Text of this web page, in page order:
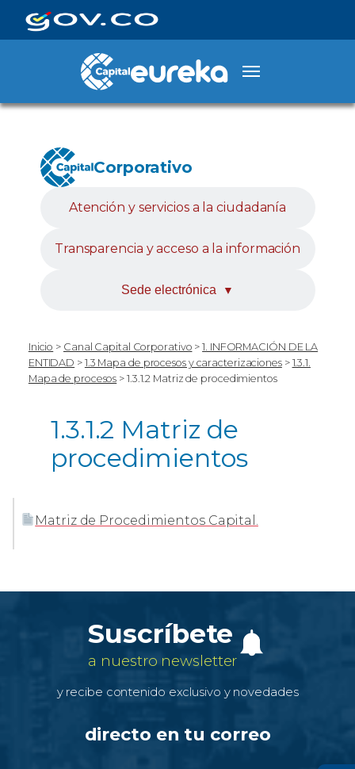
Corporativo
Atención y servicios a la ciudadanía
Transparencia y acceso a la información
Sede electrónica ▼
Inicio > Canal Capital Corporativo >1. INFORMACIÓN DE LA
ENTIDAD > 1.3 Mapa de procesos y caracterizaciones> 1.3.1.
Mapa de procesos > 1.3.1.2 Matriz de procedimientos
1.3.1.2 Matriz de
procedimientos
Matriz de Procedimientos Capital.
Suscríbete
a nuestro newsletter
y recibe contenido exclusivo y novedades
directo en tu correo